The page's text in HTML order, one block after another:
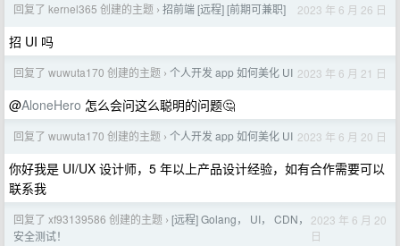
回复了 kernel365 创建的主题 › 招前端 [远程] [前期可兼职] 2023 年 6 月 26 日
招 UI 吗
回复了 wuwuta170 创建的主题 › 个人开发 app 如何美化 UI 2023 年 6 月 21 日
@AloneHero 怎么会问这么聪明的问题🤔
回复了 wuwuta170 创建的主题 › 个人开发 app 如何美化 UI 2023 年 6 月 20 日
你好我是 UI/UX 设计师，5 年以上产品设计经验，如有合作需要可以
联系我
回复了 xf93139586 创建的主题 › [远程] Golang， UI， CDN，
安全测试！
2023 年 6 月 20
日